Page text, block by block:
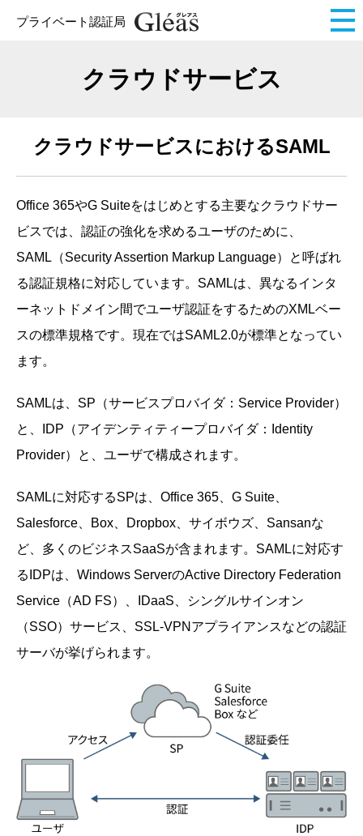
プライベート認証局
クラウドサービス
クラウドサービスにおけるSAML
Office 365やG Suiteをはじめとする主要なクラウドサー
ビスでは、認証の強化を求めるユーザのために、
SAML（Security Assertion Markup Language）と呼ばれ
る認証規格に対応しています。SAMLは、異なるインタ
ーネットドメイン間でユーザ認証をするためのXMLベー
スの標準規格です。現在ではSAML2.0が標準となってい
ます。
SAMLは、SP（サービスプロバイダ：Service Provider）
と、IDP（アイデンティティープロバイダ：Identity
Provider）と、ユーザで構成されます。
SAMLに対応するSPは、Office 365、G Suite、
Salesforce、Box、Dropbox、サイボウズ、Sansanな
ど、多くのビジネスSaaSが含まれます。SAMLに対応す
るIDPは、Windows ServerのActive Directory Federation
Service（AD FS）、IDaaS、シングルサインオン
（SSO）サービス、SSL-VPNアプライアンスなどの認証
サーバが挙げられます。